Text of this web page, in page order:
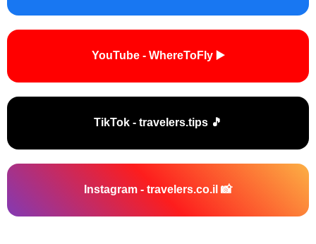
▶️ YouTube - WhereToFly
🎵 TikTok - travelers.tips
📸 Instagram - travelers.co.il